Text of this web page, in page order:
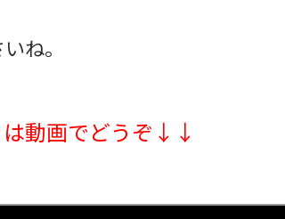
ね。
動画でどうぞ↓↓